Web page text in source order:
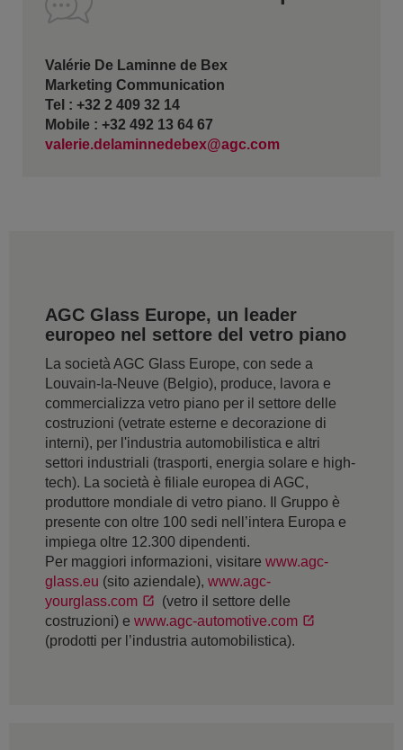
Valérie De Laminne de Bex
Marketing Communication
Tel : +32 2 409 32 14
Mobile : +32 492 13 64 67
valerie.delaminnedebex@agc.com
AGC Glass Europe, un leader
europeo nel settore del vetro piano
La società AGC Glass Europe, con sede a
Louvain-la-Neuve (Belgio), produce, lavora e
commercializza vetro piano per il settore delle
costruzioni (vetrate esterne e decorazione di
interni), per l'industria automobilistica e altri
settori industriali (trasporti, energia solare e high-
tech). La società è filiale europea di AGC,
produttore mondiale di vetro piano. Il Gruppo è
presente con oltre 100 sedi nell’intera Europa e
impiega oltre 12.300 dipendenti.
Per maggiori informazioni, visitare www.agc-
glass.eu (sito aziendale), www.agc-
yourglass.com
(vetro il settore delle
costruzioni) e www.agc-automotive.com
(prodotti per l’industria automobilistica).